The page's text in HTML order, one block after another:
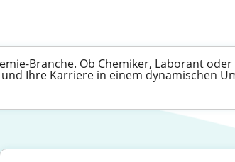
Branche. Ob Chemiker, Laborant
Ihre Karriere in einem dynamischen